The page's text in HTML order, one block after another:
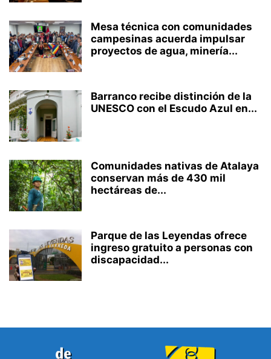
Mesa técnica con comunidades
campesinas acuerda impulsar
proyectos de agua, minería...
Barranco recibe distinción de la
UNESCO con el Escudo Azul en...
Comunidades nativas de Atalaya
conservan más de 430 mil
hectáreas de...
Parque de las Leyendas ofrece
ingreso gratuito a personas con
discapacidad...